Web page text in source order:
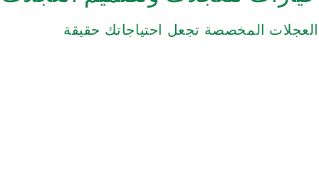
العجلات المخصصة تجعل احتياجاتك حقيقة